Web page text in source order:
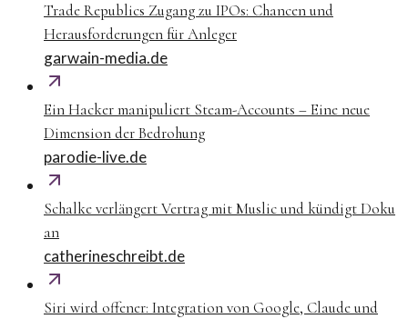
Trade Republics Zugang zu IPOs: Chancen und
Herausforderungen für Anleger
garwain-media.de
Ein Hacker manipuliert Steam-Accounts – Eine neue
Dimension der Bedrohung
parodie-live.de
Schalke verlängert Vertrag mit Muslic und kündigt Doku
an
catherineschreibt.de
Siri wird offener: Integration von Google, Claude und